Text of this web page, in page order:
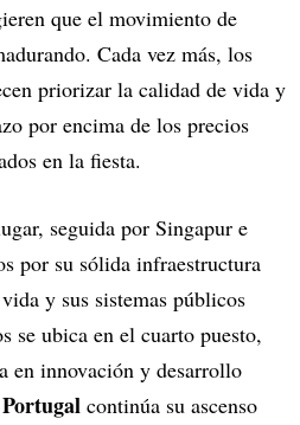
que el movimiento de
Cada vez más, los
priorizar la calidad de vida y
por encima de los precios
en la fiesta.
seguida por Singapur e
por su sólida infraestructura
y sus sistemas públicos
se ubica en el cuarto puesto,
en innovación y desarrollo
Portugal continúa su ascenso